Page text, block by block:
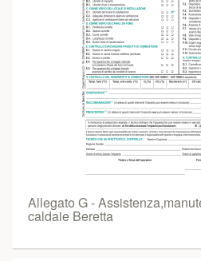
Allegato G -
caldaie Beretta